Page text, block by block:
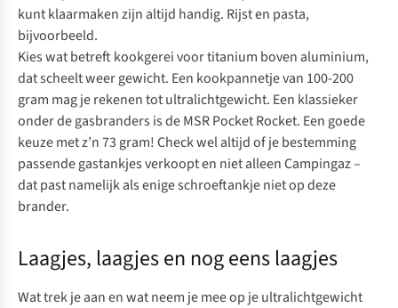
kunt klaarmaken zijn altijd handig. Rijst en pasta,
bijvoorbeeld.
Kies wat betreft kookgerei voortitanium boven aluminium,
dat scheelt weer gewicht. Een kookpannetje van 100-200
gram mag je rekenen tot ultralichtgewicht. Een klassieker
onder de gasbranders is deMSR Pocket Rocket. Een goede
keuze met z’n 73 gram! Check wel altijd of je bestemming
passende gastankjes verkoopt en niet alleen Campingaz –
dat past namelijk als enige schroeftankje niet op deze
brander.
Laagjes, laagjes en nog eens laagjes
Wat trek je aan en wat neem je mee op je ultralichtgewicht